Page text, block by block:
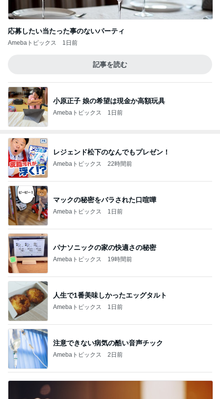
応募したい当たった事のないパーティ
Amebaトピックス 1日前
記事を読む
小原正子 娘の希望は現金か高額玩具
Amebaトピックス 1日前
レジェンド松下のなんでもプレゼン！
Amebaトピックス 22時間前
マックの秘密をバラされた口喧嘩
Amebaトピックス 1日前
パナソニックの家の快適さの秘密
Amebaトピックス 19時間前
人生で1番美味しかったエッグタルト
Amebaトピックス 1日前
注意できない病気の酷い音声チック
Amebaトピックス 2日前